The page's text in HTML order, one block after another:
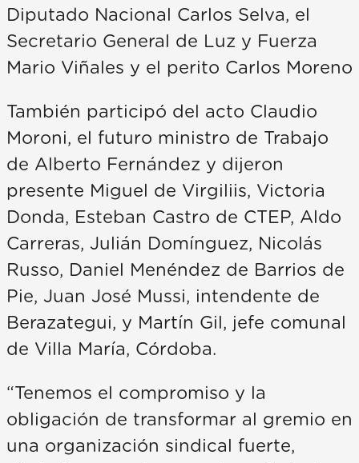
Diputado Nacional Carlos Selva, el
Secretario General de Luz y Fuerza
Mario Viñales y el perito Carlos Moreno
También participó del acto Claudio
Moroni, el futuro ministro de Trabajo
de Alberto Fernández y dijeron
presente Miguel de Virgiliis, Victoria
Donda, Esteban Castro de CTEP, Aldo
Carreras, Julián Domínguez, Nicolás
Russo, Daniel Menéndez de Barrios de
Pie, Juan José Mussi, intendente de
Berazategui, y Martín Gil, jefe comunal
de Villa María, Córdoba.
“Tenemos el compromiso y la
obligación de transformar al gremio en
una organización sindical fuerte,